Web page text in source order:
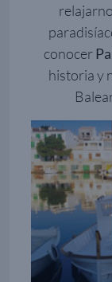
conocer
historia y